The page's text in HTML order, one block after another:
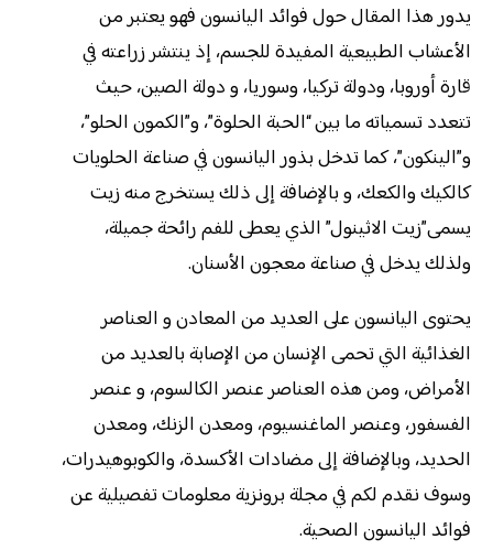
يدور هذا المقال حول فوائد اليانسون فهو يعتبر من
الأعشاب الطبيعية المفيدة للجسم، إذ ينتشر زراعته في
قارة أوروبا، ودولة تركيا، وسوريا، و دولة الصين، حيث
تتعدد تسمياته ما بين “الحبة الحلوة”، و”الكمون الحلو”،
و”الينكون”، كما تدخل بذور اليانسون في صناعة الحلويات
كالكيك والكعك، و بالإضافة إلى ذلك يستخرج منه زيت
يسمى”زيت الاثينول” الذي يعطى للفم رائحة جميلة،
ولذلك يدخل في صناعة معجون الأسنان.
يحتوى اليانسون على العديد من المعادن و العناصر
الغذائية التي تحمى الإنسان من الإصابة بالعديد من
الأمراض، ومن هذه العناصر عنصر الكالسوم، و عنصر
الفسفور، وعنصر الماغنسيوم، ومعدن الزنك، ومعدن
الحديد، وبالإضافة إلى مضادات الأكسدة، والكوبوهيدرات،
وسوف نقدم لكم في مجلة برونزية معلومات تفصيلية عن
فوائد اليانسون الصحية.